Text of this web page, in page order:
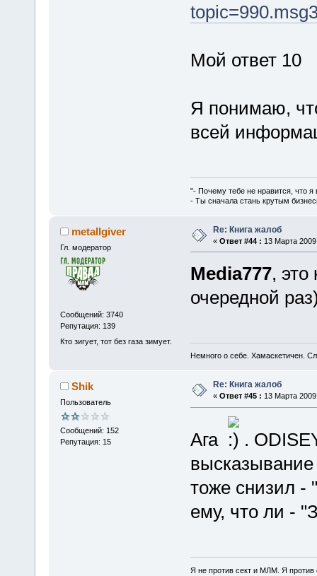
Мой ответ 10
Я понимаю,
всей
"- Почему тебе не нравится, что я
- Ты сначала стань крутым
metallgiver
Гл. модератор
Сообщений: 3740
Репутация: 139
Кто зигует, тот без газа зимует.
Re: Книга жалоб
« Ответ #44 : 13 Марта
Media777, это
очередной
Немного о себе. Хамаскетичен.
Shik
Пользователь
Сообщений: 152
Репутация: 15
Re: Книга жалоб
« Ответ #45 : 13 Марта
Ага
.
тоже снизил -
ему, что ли -
Я не против сект и МЛМ. Я